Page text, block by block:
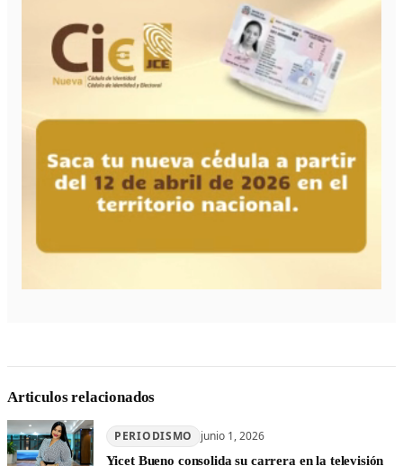
Articulos relacionados
PERIODISMO junio 1, 2026
Yicet Bueno consolida su carrera en la televisión